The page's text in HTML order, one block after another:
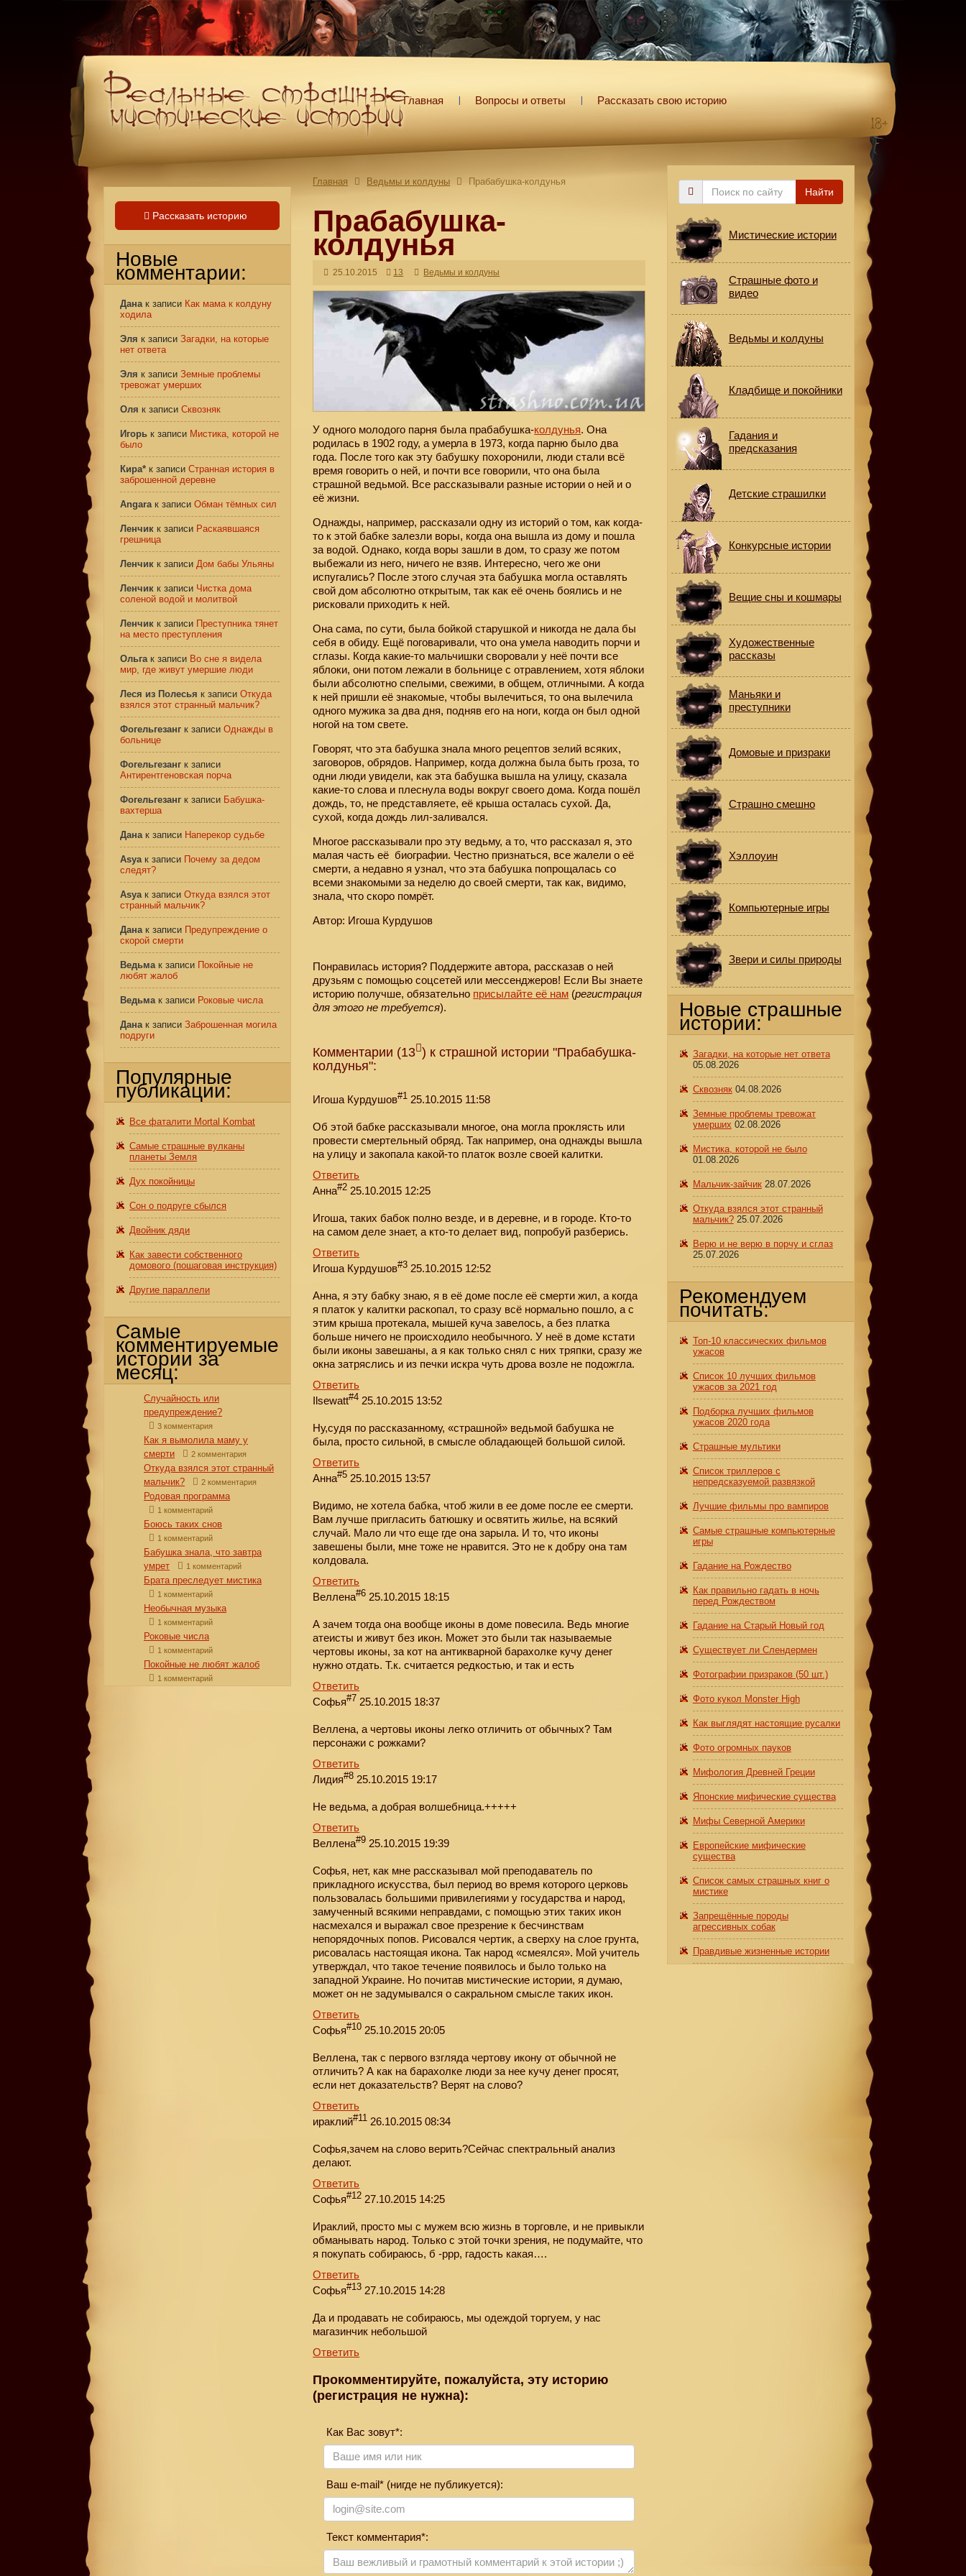
Главная Вопросы и ответы Рассказать свою историю
Главная Ведьмы и колдуны Прабабушка-колдунья
Прабабушка-
колдунья
25.10.2015 13 Ведьмы и колдуны
У одного молодого парня была прабабушка-колдунья. Она
родилась в 1902 году, а умерла в 1973, когда парню было два
года. После того как эту бабушку похоронили, люди стали всё
время говорить о ней, и почти все говорили, что она была
страшной ведьмой. Все рассказывали разные истории о ней и о
её жизни.
Однажды, например, рассказали одну из историй о том, как когда-
то к этой бабке залезли воры, когда она вышла из дому и пошла
за водой. Однако, когда воры зашли в дом, то сразу же потом
выбежали из него, ничего не взяв. Интересно, чего же они
испугались? После этого случая эта бабушка могла оставлять
свой дом абсолютно открытым, так как её очень боялись и не
рисковали приходить к ней.
Она сама, по сути, была бойкой старушкой и никогда не дала бы
себя в обиду. Ещё поговаривали, что она умела наводить порчи и
сглазы. Когда какие-то мальчишки своровали у неё почти все
яблоки, они потом лежали в больнице с отравлением, хотя яблоки
были абсолютно спелыми, свежими, в общем, отличными. А когда
к ней пришли её знакомые, чтобы вылечиться, то она вылечила
одного мужика за два дня, подняв его на ноги, когда он был одной
ногой на том свете.
Говорят, что эта бабушка знала много рецептов зелий всяких,
заговоров, обрядов. Например, когда должна была быть гроза, то
одни люди увидели, как эта бабушка вышла на улицу, сказала
какие-то слова и плеснула воды вокруг своего дома. Когда пошёл
дождь, то, не представляете, её крыша осталась сухой. Да,
сухой, когда дождь лил-заливался.
Многое рассказывали про эту ведьму, а то, что рассказал я, это
малая часть её биографии. Честно признаться, все жалели о её
смерти, а недавно я узнал, что эта бабушка попрощалась со
всеми знакомыми за неделю до своей смерти, так как, видимо,
знала, что скоро помрёт.
Автор: Игоша Курдушов
Понравилась история? Поддержите автора, рассказав о ней
друзьям с помощью соцсетей или мессенджеров! Если Вы знаете
историю получше, обязательно присылайте её нам (регистрация
для этого не требуется).
Комментарии (13 ) к страшной истории "Прабабушка-
колдунья":
Игоша Курдушов#1 25.10.2015 11:58
Об этой бабке рассказывали многое, она могла проклясть или
провести смертельный обряд. Так например, она однажды вышла
на улицу и закопала какой-то платок возле своей калитки.
Ответить
Анна#2 25.10.2015 12:25
Игоша, таких бабок полно везде, и в деревне, и в городе. Кто-то
на самом деле знает, а кто-то делает вид, попробуй разберись.
Ответить
Игоша Курдушов#3 25.10.2015 12:52
Анна, я эту бабку знаю, я в её доме после её смерти жил, а когда
я платок у калитки раскопал, то сразу всё нормально пошло, а с
этим крыша протекала, мышей куча завелось, а без платка
больше ничего не происходило необычного. У неё в доме кстати
были иконы завешаны, а я как только снял с них тряпки, сразу же
окна затряслись и из печки искра чуть дрова возле не подожгла.
Ответить
Ilsewatt#4 25.10.2015 13:52
Ну,судя по рассказанному, «страшной» ведьмой бабушка не
была, просто сильной, в смысле обладающей большой силой.
Ответить
Анна#5 25.10.2015 13:57
Видимо, не хотела бабка, чтоб жили в ее доме после ее смерти.
Вам лучше пригласить батюшку и освятить жилье, на всякий
случай. Мало ли что еще где она зарыла. И то, что иконы
завешены были, мне тоже не нравится. Это не к добру она там
колдовала.
Ответить
Веллена#6 25.10.2015 18:15
А зачем тогда она вообще иконы в доме повесила. Ведь многие
атеисты и живут без икон. Может это были так называемые
чертовы иконы, за кот на антикварной барахолке кучу денег
нужно отдать. Т.к. считается редкостью, и так и есть
Ответить
Софья#7 25.10.2015 18:37
Веллена, а чертовы иконы легко отличить от обычных? Там
персонажи с рожками?
Ответить
Лидия#8 25.10.2015 19:17
Не ведьма, а добрая волшебница.+++++
Ответить
Веллена#9 25.10.2015 19:39
Софья, нет, как мне рассказывал мой преподаватель по
прикладного искусства, был период во время которого церковь
пользовалась большими привилегиями у государства и народ,
замученный всякими неправдами, с помощью этих таких икон
насмехался и выражал свое презрение к бесчинствам
непорядочных попов. Рисовался чертик, а сверху на слое грунта,
рисовалась настоящая икона. Так народ «смеялся». Мой учитель
утверждал, что такое течение появилось и было только на
западной Украине. Но почитав мистические истории, я думаю,
может он не задумывался о сакральном смысле таких икон.
Ответить
Софья#10 25.10.2015 20:05
Веллена, так с первого взгляда чертову икону от обычной не
отличить? А как на барахолке люди за нее кучу денег просят,
если нет доказательств? Верят на слово?
Ответить
ираклий#11 26.10.2015 08:34
Софья,зачем на слово верить?Сейчас спектральный анализ
делают.
Ответить
Софья#12 27.10.2015 14:25
Ираклий, просто мы с мужем всю жизнь в торговле, и не привыкли
обманывать народ. Только с этой точки зрения, не подумайте, что
я покупать собираюсь, б -ррр, гадость какая….
Ответить
Софья#13 27.10.2015 14:28
Да и продавать не собираюсь, мы одеждой торгуем, у нас
магазинчик небольшой
Ответить
Прокомментируйте, пожалуйста, эту историю
(регистрация не нужна):
Как Вас зовут*:
Ваш e-mail* (нигде не публикуется):
Текст комментария*:
Рассказать историю
Новые
комментарии:
Данак записи Как мама к колдуну
ходила
Эля к записи Загадки, на которые
нет ответа
Эля к записи Земные проблемы
тревожат умерших
Оля к записи Сквозняк
Игорь к записи Мистика, которой не
было
Кира* к записи Странная история в
заброшенной деревне
Angaraк записи Обман тёмных сил
Ленчик к записи Раскаявшаяся
грешница
Ленчик к записи Дом бабы Ульяны
Ленчик к записи Чистка дома
соленой водой и молитвой
Ленчик к записи Преступника тянет
на место преступления
Ольгак записи Во сне я видела
мир, где живут умершие люди
Леся из Полесья к записи Откуда
взялся этот странный мальчик?
Фогельгезанг к записи Однажды в
больнице
Фогельгезанг к записи
Антирентгеновская порча
Фогельгезанг к записи Бабушка-
вахтерша
Данак записи Наперекор судьбе
Asyaк записи Почему за дедом
следят?
Asyaк записи Откуда взялся этот
странный мальчик?
Данак записи Предупреждение о
скорой смерти
Ведьмак записи Покойные не
любят жалоб
Ведьмак записи Роковые числа
Данак записи Заброшенная могила
подруги
Популярные
публикации:
Все фаталити Mortal Kombat
Самые страшные вулканы
планеты Земля
Дух покойницы
Сон о подруге сбылся
Двойник дяди
Как завести собственного
домового (пошаговая инструкция)
Другие параллели
Самые
комментируемые
истории за
месяц:
Случайность или
предупреждение?
3 комментария
Как я вымолила маму у
смерти
2 комментария
Откуда взялся этот странный
мальчик?
2 комментария
Родовая программа
1 комментарий
Боюсь таких снов
1 комментарий
Бабушка знала, что завтра
умрет
1 комментарий
Брата преследует мистика
1 комментарий
Необычная музыка
1 комментарий
Роковые числа
1 комментарий
Покойные не любят жалоб
1 комментарий
Поиск
Найти
Мистические истории
Страшные фото и
видео
Ведьмы и колдуны
Кладбище и покойники
Гадания и
предсказания
Детские страшилки
Конкурсные истории
Вещие сны и кошмары
Художественные
рассказы
Маньяки и
преступники
Домовые и призраки
Страшно смешно
Хэллоуин
Компьютерные игры
Звери и силы природы
Новые страшные
истории:
Загадки, на которые нет ответа
05.08.2026
Сквозняк 04.08.2026
Земные проблемы тревожат
умерших 02.08.2026
Мистика, которой не было
01.08.2026
Мальчик-зайчик 28.07.2026
Откуда взялся этот странный
мальчик? 25.07.2026
Верю и не верю в порчу и сглаз
25.07.2026
Рекомендуем
почитать:
Топ-10 классических фильмов
ужасов
Список 10 лучших фильмов
ужасов за 2021 год
Подборка лучших фильмов
ужасов 2020 года
Страшные мультики
Список триллеров с
непредсказуемой развязкой
Лучшие фильмы про вампиров
Самые страшные компьютерные
игры
Гадание на Рождество
Как правильно гадать в ночь
перед Рождеством
Гадание на Старый Новый год
Существует ли Слендермен
Фотографии призраков (50 шт.)
Фото кукол Monster High
Как выглядят настоящие русалки
Фото огромных пауков
Мифология Древней Греции
Японские мифические существа
Мифы Северной Америки
Европейские мифические
существа
Список самых страшных книг о
мистике
Запрещённые породы
агрессивных собак
Правдивые жизненные истории